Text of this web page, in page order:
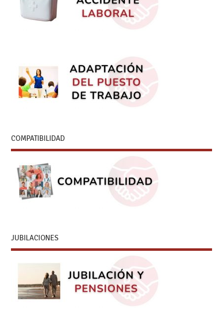
COMPATIBILIDAD
JUBILACIONES